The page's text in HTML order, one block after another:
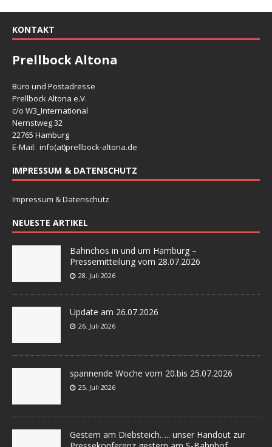
KONTAKT
Prellbock Altona
Büro und Postadresse
Prellbock Altona e.V.
c/o W3_International
Nernstweg 32
22765 Hamburg
E-Mail: info(at)prellbock-altona.de
IMPRESSUM & DATENSCHUTZ
Impressum & Datenschutz
NEUESTE ARTIKEL
Bahnchos in und um Hamburg –
Pressemitteilung vom 28.07.2026
28. Juli 2026
Update am 26.07.2026
26. Juli 2026
spannende Woche vom 20.bis 25.07.2026
25. Juli 2026
Gestern am Diebsteich….. unser Handout zur